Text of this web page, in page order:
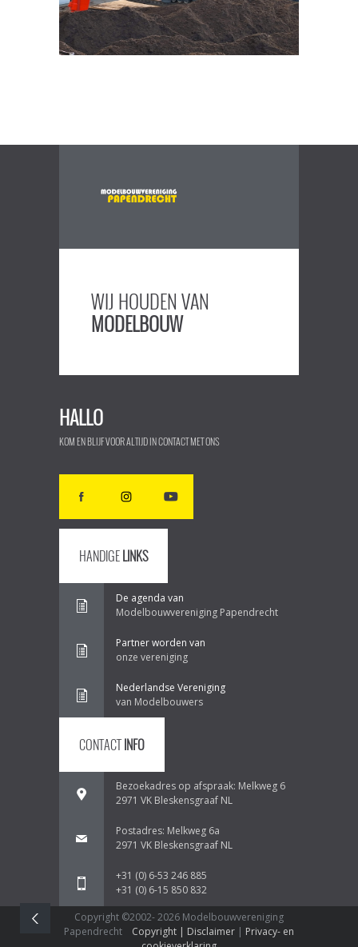
WIJ HOUDEN VAN
MODELBOUW
HALLO
KOM EN BLIJF VOOR ALTIJD IN CONTACT MET ONS
HANDIGELINKS
De agenda van
Modelbouwvereniging Papendrecht
Partner worden van
onze vereniging
Nederlandse Vereniging
van Modelbouwers
CONTACTINFO
Bezoekadres op afspraak: Melkweg 6
2971 VK Bleskensgraaf NL
Postadres: Melkweg 6a
2971 VK Bleskensgraaf NL
+31 (0) 6-53 246 885
+31 (0) 6-15 850 832
Copyright ©2002-2026 Modelbouwvereniging
Papendrecht
Copyright | Disclaimer | Privacy- en